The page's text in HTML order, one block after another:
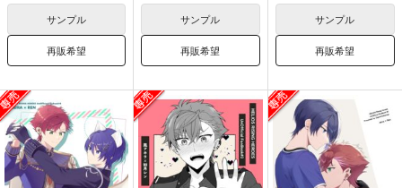
サンプル
再販希望
サンプル
再販希望
サンプル
再販希望